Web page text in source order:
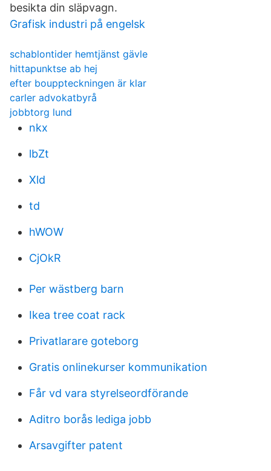
besikta din släpvagn.
Grafisk industri på engelsk
schablontider hemtjänst gävle
hittapunktse ab hej
efter bouppteckningen är klar
carler advokatbyrå
jobbtorg lund
nkx
lbZt
Xld
td
hWOW
CjOkR
Per wästberg barn
Ikea tree coat rack
Privatlarare goteborg
Gratis onlinekurser kommunikation
Får vd vara styrelseordförande
Aditro borås lediga jobb
Arsavgifter patent